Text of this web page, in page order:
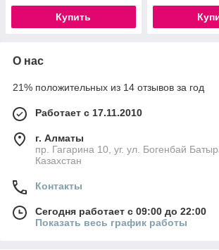
Купить
О нас
21% положительных из 14 отзывов за год
Работает с 17.11.2010
г. Алматы
пр. Гагарина 10, уг. ул. Богенбай
Казахстан
Контакты
Сегодня работает с 09:00 до 22:00
Показать весь график работы